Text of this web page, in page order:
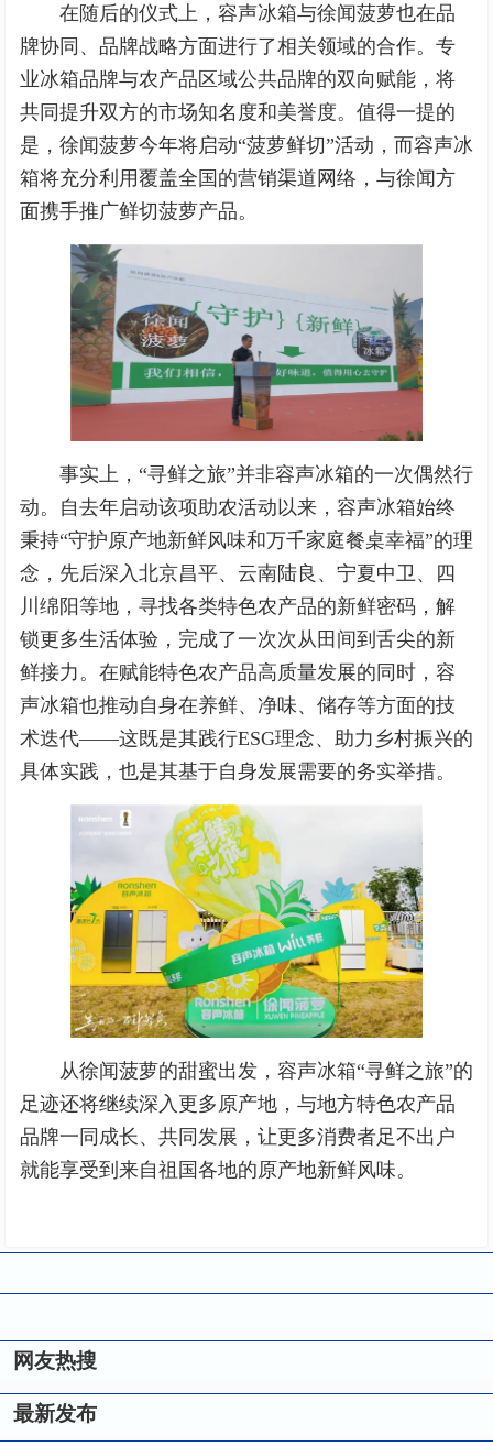
在随后的仪式上，容声冰箱与徐闻菠萝也在品
牌协同、品牌战略方面进行了相关领域的合作。专
业冰箱品牌与农产品区域公共品牌的双向赋能，将
共同提升双方的市场知名度和美誉度。值得一提的
是，徐闻菠萝今年将启动“菠萝鲜切”活动，而容声冰
箱将充分利用覆盖全国的营销渠道网络，与徐闻方
面携手推广鲜切菠萝产品。
事实上，“寻鲜之旅”并非容声冰箱的一次偶然行
动。自去年启动该项助农活动以来，容声冰箱始终
秉持“守护原产地新鲜风味和万千家庭餐桌幸福”的理
念，先后深入北京昌平、云南陆良、宁夏中卫、四
川绵阳等地，寻找各类特色农产品的新鲜密码，解
锁更多生活体验，完成了一次次从田间到舌尖的新
鲜接力。在赋能特色农产品高质量发展的同时，容
声冰箱也推动自身在养鲜、净味、储存等方面的技
术迭代——这既是其践行ESG理念、助力乡村振兴的
具体实践，也是其基于自身发展需要的务实举措。
从徐闻菠萝的甜蜜出发，容声冰箱“寻鲜之旅”的
足迹还将继续深入更多原产地，与地方特色农产品
品牌一同成长、共同发展，让更多消费者足不出户
就能享受到来自祖国各地的原产地新鲜风味。
网友热搜
最新发布